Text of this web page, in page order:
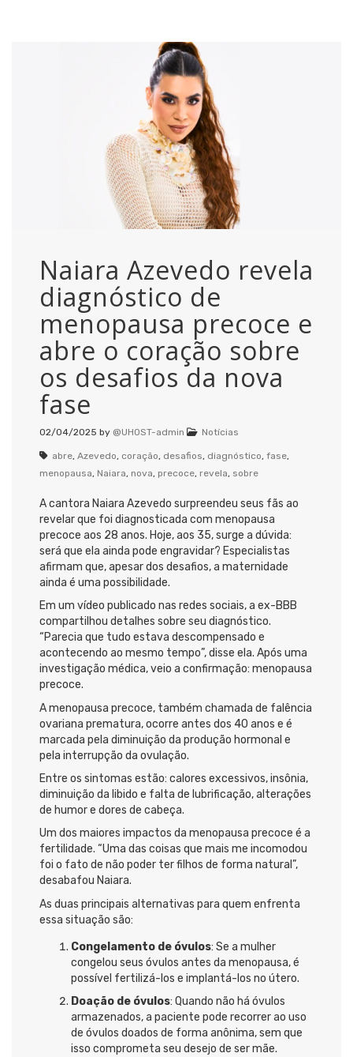
Naiara Azevedo revela
diagnóstico de
menopausa precoce e
abre o coração sobre
os desafios da nova
fase
02/04/2025 by @UHOST-admin Notícias
abre, Azevedo, coração, desafios, diagnóstico, fase,
menopausa, Naiara, nova, precoce, revela, sobre
A cantora Naiara Azevedo surpreendeu seus fãs ao
revelar que foi diagnosticada com menopausa
precoce aos 28 anos. Hoje, aos 35, surge a dúvida:
será que ela ainda pode engravidar? Especialistas
afirmam que, apesar dos desafios, a maternidade
ainda é uma possibilidade.
Em um vídeo publicado nas redes sociais, a ex-BBB
compartilhou detalhes sobre seu diagnóstico.
“Parecia que tudo estava descompensado e
acontecendo ao mesmo tempo”, disse ela. Após uma
investigação médica, veio a confirmação: menopausa
precoce.
A menopausa precoce, também chamada de falência
ovariana prematura, ocorre antes dos 40 anos e é
marcada pela diminuição da produção hormonal e
pela interrupção da ovulação.
Entre os sintomas estão: calores excessivos, insônia,
diminuição da libido e falta de lubrificação, alterações
de humor e dores de cabeça.
Um dos maiores impactos da menopausa precoce é a
fertilidade. “Uma das coisas que mais me incomodou
foi o fato de não poder ter filhos de forma natural”,
desabafou Naiara.
As duas principais alternativas para quem enfrenta
essa situação são:
Congelamento de óvulos: Se a mulher
congelou seus óvulos antes da menopausa, é
possível fertilizá-los e implantá-los no útero.
Doação de óvulos: Quando não há óvulos
armazenados, a paciente pode recorrer ao uso
de óvulos doados de forma anônima, sem que
isso comprometa seu desejo de ser mãe.